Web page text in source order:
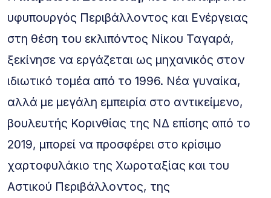
υφυπουργός Περιβάλλοντος και Ενέργειας
στη θέση του εκλιπόντος Νίκου Ταγαρά,
ξεκίνησε να εργάζεται ως μηχανικός στον
ιδιωτικό τομέα από το 1996. Νέα γυναίκα,
αλλά με μεγάλη εμπειρία στο αντικείμενο,
βουλευτής Κορινθίας της ΝΔ επίσης από το
2019, μπορεί να προσφέρει στο κρίσιμο
χαρτοφυλάκιο της Χωροταξίας και του
Αστικού Περιβάλλοντος, της